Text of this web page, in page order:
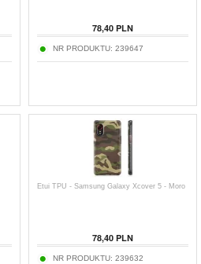
78,40 PLN
NR PRODUKTU: 239647
Etui TPU - Samsung Galaxy Xcover 5 - Moro
78,40 PLN
NR PRODUKTU: 239632